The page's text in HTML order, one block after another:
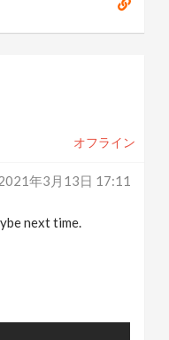
オフライン
年3月13日 17:11
next time.